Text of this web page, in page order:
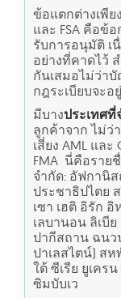
ข้อแตกต่างเพีย
และ FSA คือข้
รับการอนุมัติ เ
อย่างที่คาดไว้
กันเสมอไม่ว่า
กฎระเบียบจะอ
มีบางประเทศที่
ลูกค้าจาก ไม่ว่
เสี่ยง AML แล
FMA นี่คือราย
จำกัด: อัฟกานิส
ประชาธิปไตย
เซา เฮติ อิรัก
เลบานอน ลิเบี
ปากีสถาน ฉนว
ปาเลสไตน์) ส
ใต้ ซีเรีย ยูเคร
ซิมบับเว